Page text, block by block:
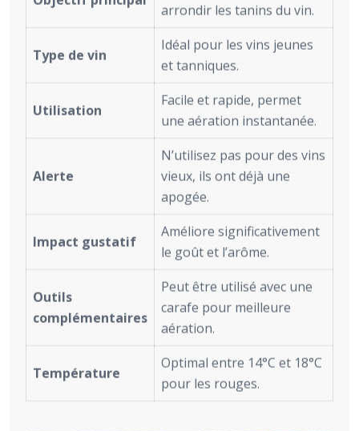
arrondir les tanins du vin.
Type de vin
Idéal pour les vins jeunes
et tanniques.
Utilisation
Facile et rapide, permet
une aération instantanée.
Alerte
N’utilisez pas pour des vins
vieux, ils ont déjà une
apogée.
Impact gustatif
Améliore significativement
le goût et l’arôme.
Outils
complémentaires
Peut être utilisé avec une
carafe pour meilleure
aération.
Température
Optimal entre 14°C et 18°C
pour les rouges.